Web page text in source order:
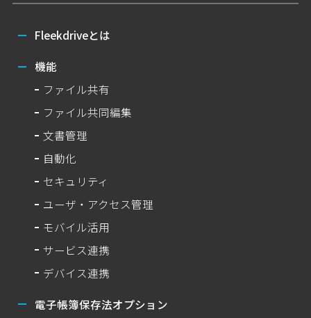
Fleekdriveとは
機能
ファイル共有
ファイル共同編集
文書管理
自動化
セキュリティ
ユーザ・アクセス管理
モバイル活用
サービス連携
デバイス連携
電子帳簿保存法オプション